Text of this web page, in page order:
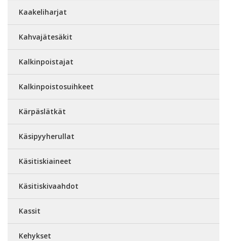
Kaakeliharjat
Kahvajätesäkit
Kalkinpoistajat
Kalkinpoistosuihkeet
Kärpäslätkät
Käsipyyherullat
Käsitiskiaineet
Käsitiskivaahdot
Kassit
Kehykset